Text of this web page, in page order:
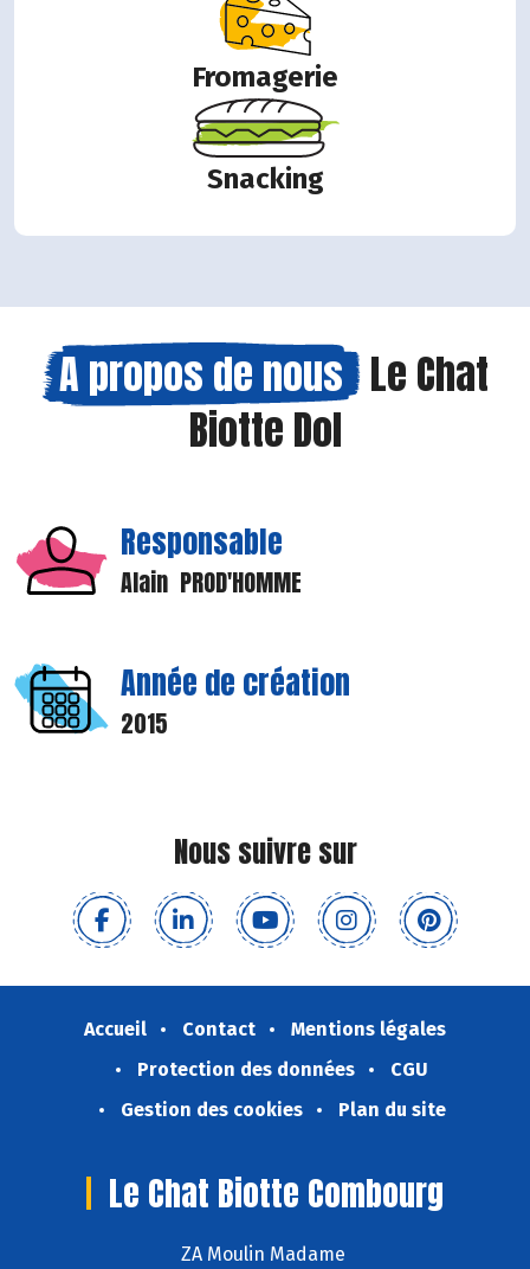
Fromagerie
Snacking
A propos de nous Le Chat
Biotte Dol
Responsable
Alain PROD'HOMME
Année de création
2015
Nous suivre sur
Accueil Contact
Mentions légales
Protection des données
CGU
Gestion des cookies
Plan du site
Le Chat Biotte Combourg
ZA Moulin Madame